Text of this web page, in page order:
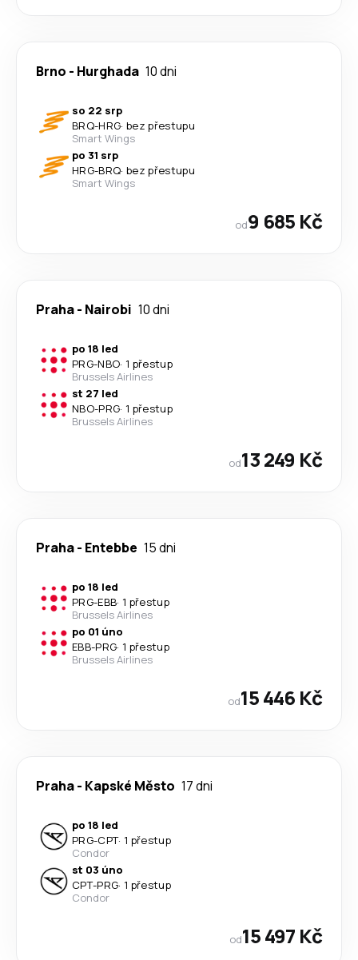
Brno - Hurghada 10 dni
so 22 srp
BRQ-HRG· bez přestupu
Smart Wings
po 31 srp
HRG-BRQ· bez přestupu
Smart Wings
od9 685 Kč
Praha- Nairobi 10 dni
po 18 led
PRG-NBO· 1 přestup
Brussels Airlines
st 27 led
NBO-PRG· 1 přestup
Brussels Airlines
od13 249 Kč
Praha- Entebbe 15 dni
po 18 led
PRG-EBB· 1 přestup
Brussels Airlines
po 01 úno
EBB-PRG· 1 přestup
Brussels Airlines
od15 446 Kč
Praha- Kapské Město 17 dni
po 18 led
PRG-CPT· 1 přestup
Condor
st 03 úno
CPT-PRG· 1 přestup
Condor
od15 497 Kč